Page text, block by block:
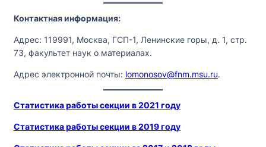
Контактная информация:
Адрес: 119991, Москва, ГСП-1, Ленинские горы, д. 1, стр.
73, факультет наук о материалах.
Адрес электронной почты: lomonosov@fnm.msu.ru.
Статистика работы секции в 2021 году
Статистика работы секции в 2019 году